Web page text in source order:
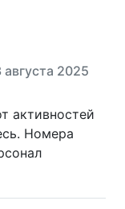
августа 2025
активностей
Номера